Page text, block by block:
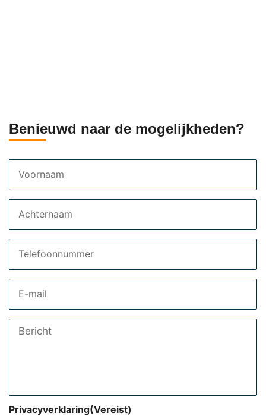
Benieuwd naar de mogelijkheden?
Bericht
Privacyverklaring(Vereist)